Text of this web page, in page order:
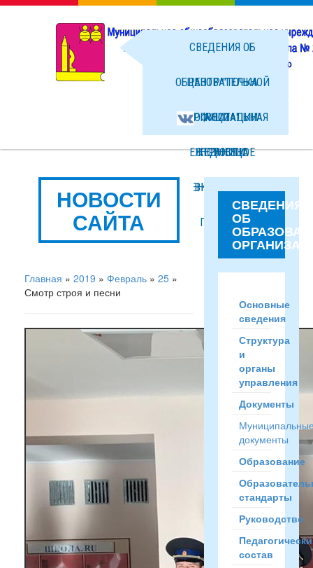
СВЕДЕНИЯ ОБ
ОБРАЗОВАТЕЛЬНОЙ
ОРГАНИЗАЦИИ
НОВОСТИ
ФАЙЛЫ
ЦЕНТР "ТОЧКА
РОСТА"
ЕЖЕДНЕВНОЕ
МЕНЮ ГОРЯЧЕГО
ПИТАНИЯ
ОФИЦИАЛЬНАЯ
СТРАНИЦА
ВКОНТАКТЕ
НОВОСТИ
САЙТА
Главная » 2019 » Февраль » 25 »
Смотр строя и песни
СВЕДЕНИЯ
ОБ
Основные
сведения
Структура
и
органы
управления
Документы
документы
Образование
стандарты
Руководство
состав